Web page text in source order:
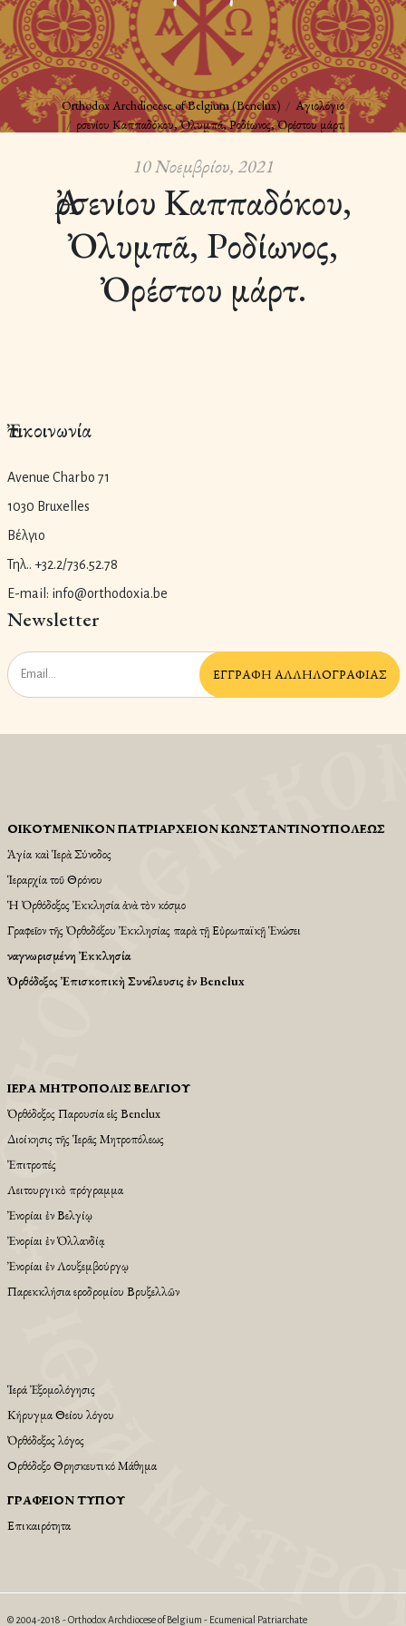
Orthodox Archdiocese of Belgium (Benelux)
Αγιολόγιο
Ἀρσενίου Καππαδόκου, Ὀλυμπᾶ, Ροδίωνος, Ὀρέστου μάρτ.
10 Νοεμβρίου, 2021
Ἀρσενίου Καππαδόκου,
Ὀλυμπᾶ, Ροδίωνος,
Ὀρέστου μάρτ.
Ἐπικοινωνία
Avenue Charbo 71
1030 Bruxelles
Βέλγιο
Τηλ.. +32.2/736.52.78
E-mail: info@orthodoxia.be
Newsletter
ἘΓΓΡΑΦῊ ἈΛΛΗΛΟΓΡΑΦΊΑΣ
ΟἸΚΟΥΜΕΝΙΚῸΝ ΠΑΤΡΙΑΡΧΕΙ͂ΟΝ ΚΩΝΣΤΑΝΤΙΝΟΥΠΌΛΕΩΣ
Ἁγία καὶ Ἱερὰ Σύνοδος
Ἱεραρχία τοῦ Θρόνου
Ἡ Ὀρθόδοξος Ἐκκλησία ἀνὰ τὸν κόσμο
Γραφεῖον τῆς Ὀρθοδόξου Ἐκκλησίας παρὰ τῇ Εὐρωπαϊκῇ Ἑνώσει
Ἀναγνωρισμένη Ἐκκλησία
Ὀρθόδοξος Ἐπισκοπικὴ Συνέλευσις ἐν Benelux
ἹΕΡΆ ΜΗΤΡΌΠΟΛΙΣ ΒΕΛΓΊΟΥ
Ὀρθόδοξος Παρουσία εἱς Βenelux
Διοίκησις τῆς Ἱερᾶς Μητροπόλεως
Ἐπιτροπές
Λειτουργικὸ πρόγραμμα
Ἐνορίαι ἐν Βελγίῳ
Ἐνορίαι ἐν Ὁλλανδίᾳ
Ἐνορίαι ἐν Λουξεμβούργῳ
Παρεκκλήσια Ἀεροδρομίου Βρυξελλῶν
Ἱερά Ἐξομολόγησις
Κήρυγμα Θείου λόγου
Ὀρθόδοξος λόγος
Ορθόδοξο Θρησκευτικό Μάθημα
ΓΡΑΦΕΊΟΝ ΤΎΠΟΥ
Επικαιρότητα
© 2004-2018 - Orthodox Archdiocese of Belgium - Ecumenical Patriarchate